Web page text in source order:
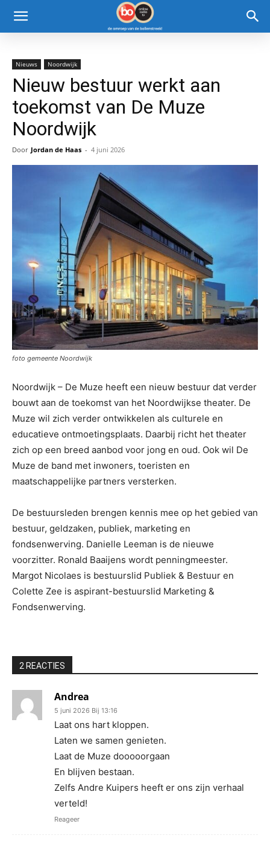
Nieuws Noordwijk
Nieuw bestuur werkt aan
toekomst van De Muze
Noordwijk
Door Jordan de Haas - 4 juni 2026
foto gemeente Noordwijk
Noordwijk – De Muze heeft een nieuw bestuur dat verder
bouwt aan de toekomst van het Noordwijkse theater. De
Muze wil zich verder ontwikkelen als culturele en
educatieve ontmoetingsplaats. Daarbij richt het theater
zich op een breed aanbod voor jong en oud. Ook wil De
Muze de band met inwoners, toeristen en
maatschappelijke partners versterken.
De bestuursleden brengen kennis mee op het gebied van
bestuur, geldzaken, publiek, marketing en
fondsenwerving. Danielle Leeman is de nieuwe
voorzitter. Ronald Baaijens wordt penningmeester.
Margot Nicolaes is bestuurslid Publiek & Bestuur en
Colette Zee is aspirant-bestuurslid Marketing &
Fondsenwerving.
2 REACTIES
Andrea
5 juni 2026 Bij 13:16
Laat ons hart kloppen.
Laten we samen genieten.
Laat de Muze dooooorgaan
En blijven bestaan.
Zelfs Andre Kuipers heeft er ons zijn verhaal
verteld!
Reageer